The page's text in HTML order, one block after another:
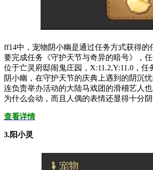
ff14中，宠物阴小幽是通过任务方式获得的
要完成任务《守护天节与奇异的暗号》，
位于亡灵府邸闹鬼庄园，X:11.2,Y:11.0，任
阴小幽，在守护天节的庆典上遇到的阴沉
连负责举办活动的大陆马戏团的滑稽艺人
为什么会动，而且人偶的表情还显得十分阴
查看详情
3.阳小灵